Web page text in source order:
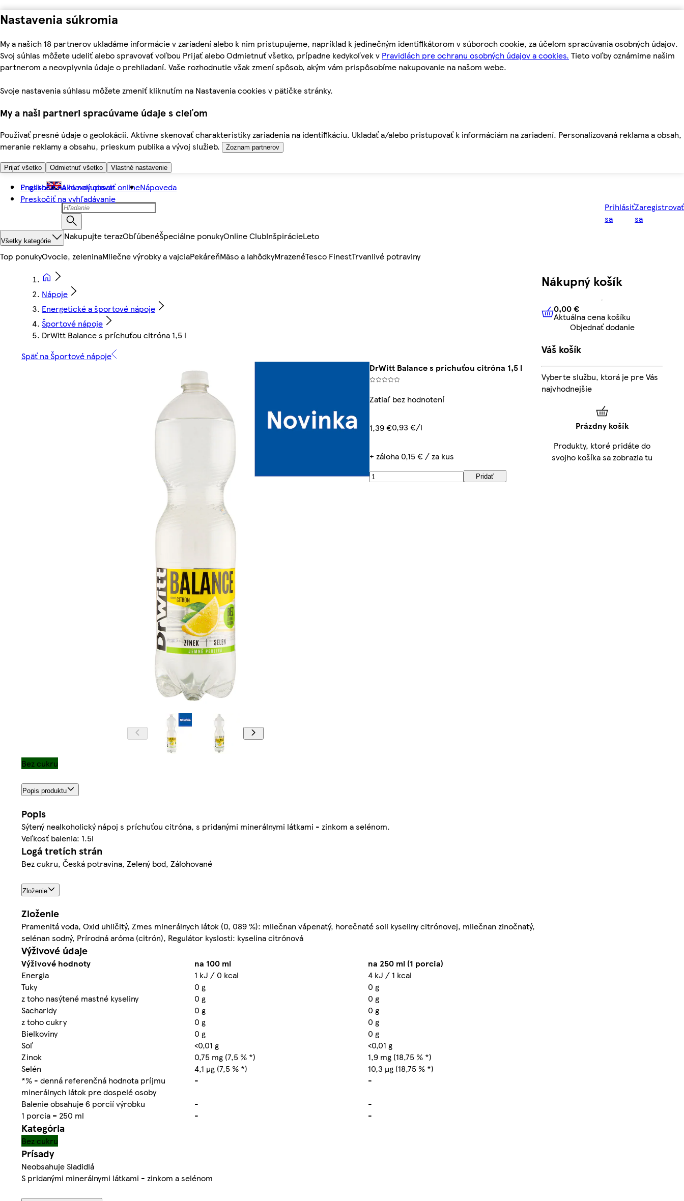
Nastavenia súkromia
My a našich 18 partnerov ukladáme informácie v zariadení alebo k nim pristupujeme, napríklad k jedinečným identifikátorom v súboroch cookie, za účelom spracúvania osobných údajov.
Svoj súhlas môžete udeliť alebo spravovať voľbou Prijať alebo Odmietnuť všetko, prípadne kedykoľvek v Pravidlách pre ochranu osobných údajov a cookies. Tieto voľby oznámime našim
partnerom a neovplyvnia údaje o prehliadaní. Vaše rozhodnutie však zmení spôsob, akým vám prispôsobíme nakupovanie na našom webe.
Svoje nastavenia súhlasu môžete zmeniť kliknutím na Nastavenia cookies v pätičke stránky.
My a naši partneri spracúvame údaje s cieľom
Používať presné údaje o geolokácii. Aktívne skenovať charakteristiky zariadenia na identifikáciu. Ukladať a/alebo pristupovať k informáciám na zariadení. Personalizovaná reklama a obsah,
meranie reklamy a obsahu, prieskum publika a vývoj služieb.
Zoznam partnerov
Prijať všetko Odmietnuť všetko Vlastné nastavenie
Preskočiť na hlavný obsah
Preskočiť na vyhľadávanie
English Ako nakupovať onlineNápoveda
Prihlásiť
sa
Zaregistrovať
sa
Všetky kategórie Nakupujte terazObľúbenéŠpeciálne ponukyOnline ClubInšpirácieLeto
Top ponukyOvocie, zeleninaMliečne výrobky a vajciaPekáreňMäso a lahôdkyMrazenéTesco FinestTrvanlivé potraviny
Nápoje
Energetické a športové nápoje
Športové nápoje
DrWitt Balance s príchuťou citróna 1,5 l
Späť na Športové nápoje
DrWitt Balance s príchuťou citróna 1,5 l
Zatiaľ bez hodnotení
1,39 €0,93 €/l
+ záloha 0,15 € / za kus
Pridať
Bez cukru
Popis produktu
Popis
Sýtený nealkoholický nápoj s príchuťou citróna, s pridanými minerálnymi látkami - zinkom a selénom.
Veľkosť balenia: 1.5l
Logá tretích strán
Bez cukru, Česká potravina, Zelený bod, Zálohované
Zloženie
Zloženie
Pramenitá voda, Oxid uhličitý, Zmes minerálnych látok (0, 089 %): mliečnan vápenatý, horečnaté soli kyseliny citrónovej, mliečnan zinočnatý,
selénan sodný, Prírodná aróma (citrón), Regulátor kyslosti: kyselina citrónová
Výživové údaje
Výživové hodnoty na 100 ml
na 250 ml (1 porcia)
Energia
1 kJ / 0 kcal
4 kJ / 1 kcal
Tuky
0 g
0 g
z toho nasýtené mastné kyseliny
0 g
0 g
Sacharidy
0 g
0 g
z toho cukry
0 g
0 g
Bielkoviny
0 g
0 g
Soľ
<0,01 g
<0,01 g
Zinok
0,75 mg (7,5 % *)
1,9 mg (18,75 % *)
Selén
4,1 µg (7,5 % *)
10,3 µg (18,75 % *)
*% - denná referenčná hodnota príjmu
minerálnych látok pre dospelé osoby
-
-
Balenie obsahuje 6 porcií výrobku
-
-
1 porcia = 250 ml
- -
Kategória
Bez cukru
Prísady
Neobsahuje Sladidlá
S pridanými minerálnymi látkami - zinkom a selénom
Nákupný košík
0,00 € Aktuálna cena košíku
0,00 €
Aktuálna cena košíku
Objednať dodanie
Váš košík
Vyberte službu, ktorá je pre Vás
najvhodnejšie
Prázdny košík
Produkty, ktoré pridáte do
svojho košíka sa zobrazia tu